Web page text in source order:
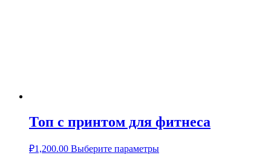
Топ с принтом для фитнеса
₽1,200.00 Выберите параметры